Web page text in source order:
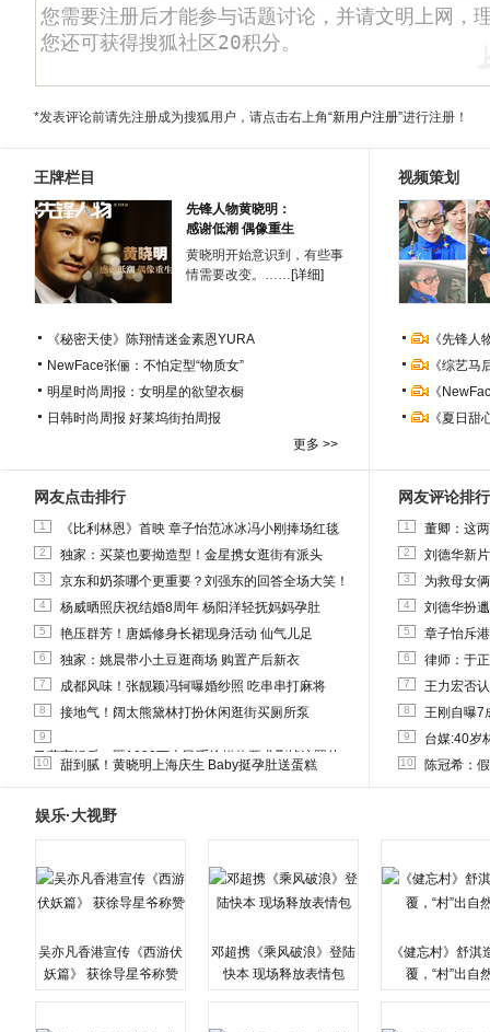
*发表评论前请先注册成为搜狐用户，请点击右上角“新用户注册”进行注册！
王牌栏目
先锋人物黄晓明：
感谢低潮 偶像重生
黄晓明开始意识到，有些事
情需要改变。…… [详细]
《秘密天使》陈翔情迷金素恩YURA
NewFace张俪：不怕定型“物质女”
明星时尚周报：女明星的欲望衣橱
日韩时尚周报 好莱坞街拍周报
更多 >>
视频策划
《先锋
《综艺
《
《夏日
网友点击排行
1 《比利林恩》首映 章子怡范冰冰冯小刚捧场红毯
2 独家：买菜也要拗造型！金星携女逛街有派头
3 京东和奶茶哪个更重要？刘强东的回答全场大笑！
4 杨威晒照庆祝结婚8周年 杨阳洋轻抚妈妈孕肚
5 艳压群芳！唐嫣修身长裙现身活动 仙气儿足
6 独家：姚晨带小土豆逛商场 购置产后新衣
7 成都风味！张靓颖冯轲曝婚纱照 吃串串打麻将
8 接地气！阔太熊黛林打扮休闲逛街买厕所泵
9
马蓉离婚后，砸1000万人民币给媒体要求删掉这照片
10 甜到腻！黄晓明上海庆生 Baby挺孕肚送蛋糕
网友评论排行
1 董卿：这
2 刘德华新
3 为救母女
4 刘德华扮
5 章子怡斥
6 律师：于
7 王力宏否
8 王刚自曝7
9 台媒:40岁
10 陈冠希：
娱乐·大视野
吴亦凡香港宣传《西游伏
妖篇》 获徐导星爷称赞
邓超携《乘风破浪》登陆
快本 现场释放表情包
《健忘村》舒淇
覆，“村”出自